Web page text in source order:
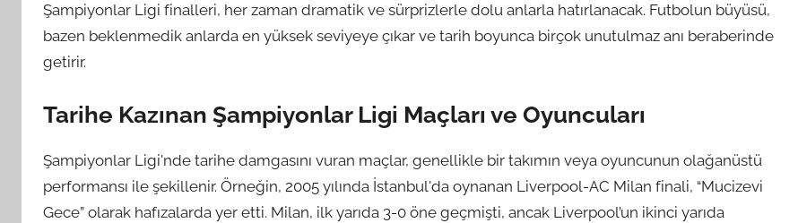
Şampiyonlar Ligi finalleri, her zaman dramatik ve sürprizlerle dolu anlarla hatırlanacak. Futbolun büyüsü,
bazen beklenmedik anlarda en yüksek seviyeye çıkar ve tarih boyunca birçok unutulmaz anı beraberinde
getirir.
Tarihe Kazınan Şampiyonlar Ligi Maçları ve Oyuncuları
Şampiyonlar Ligi'nde tarihe damgasını vuran maçlar, genellikle bir takımın veya oyuncunun olağanüstü
performansı ile şekillenir. Örneğin, 2005 yılında İstanbul'da oynanan Liverpool-AC Milan finali, “Mucizevi
Gece” olarak hafızalarda yer etti. Milan, ilk yarıda 3-0 öne geçmişti, ancak Liverpool’un ikinci yarıda